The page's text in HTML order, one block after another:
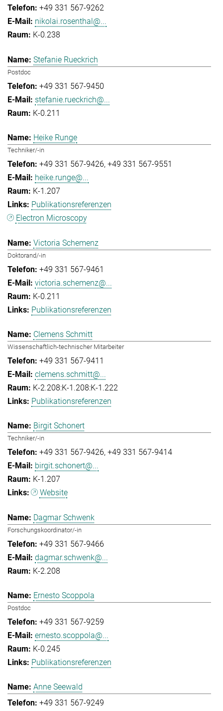
+49 331 567-9262
nikolai.rosenthal@...
K-0.238
Stefanie Rueckrich
Postdoc
+49 331 567-9450
stefanie.rueckrich@...
K-0.211
Heike Runge
Techniker/-in
+49 331 567-9426 +49 331 567-9551
heike.runge@...
K-1.207
Publikationsreferenzen
Electron Microscopy
Victoria Schemenz
Doktorand/-in
+49 331 567-9461
victoria.schemenz@...
K-0.211
Publikationsreferenzen
Clemens Schmitt
Wissenschaftlich-technischer Mitarbeiter
+49 331 567-9411
clemens.schmitt@...
K-2.208:K-1.208:K-1.222
Publikationsreferenzen
Birgit Schonert
Techniker/-in
+49 331 567-9426 +49 331 567-9414
birgit.schonert@...
K-1.207
Website
Dagmar Schwenk
Forschungskoordinator/-in
+49 331 567-9466
dagmar.schwenk@...
K-2.208
Ernesto Scoppola
Postdoc
+49 331 567-9259
ernesto.scoppola@...
K-0.245
Publikationsreferenzen
Anne Seewald
+49 331 567-9249